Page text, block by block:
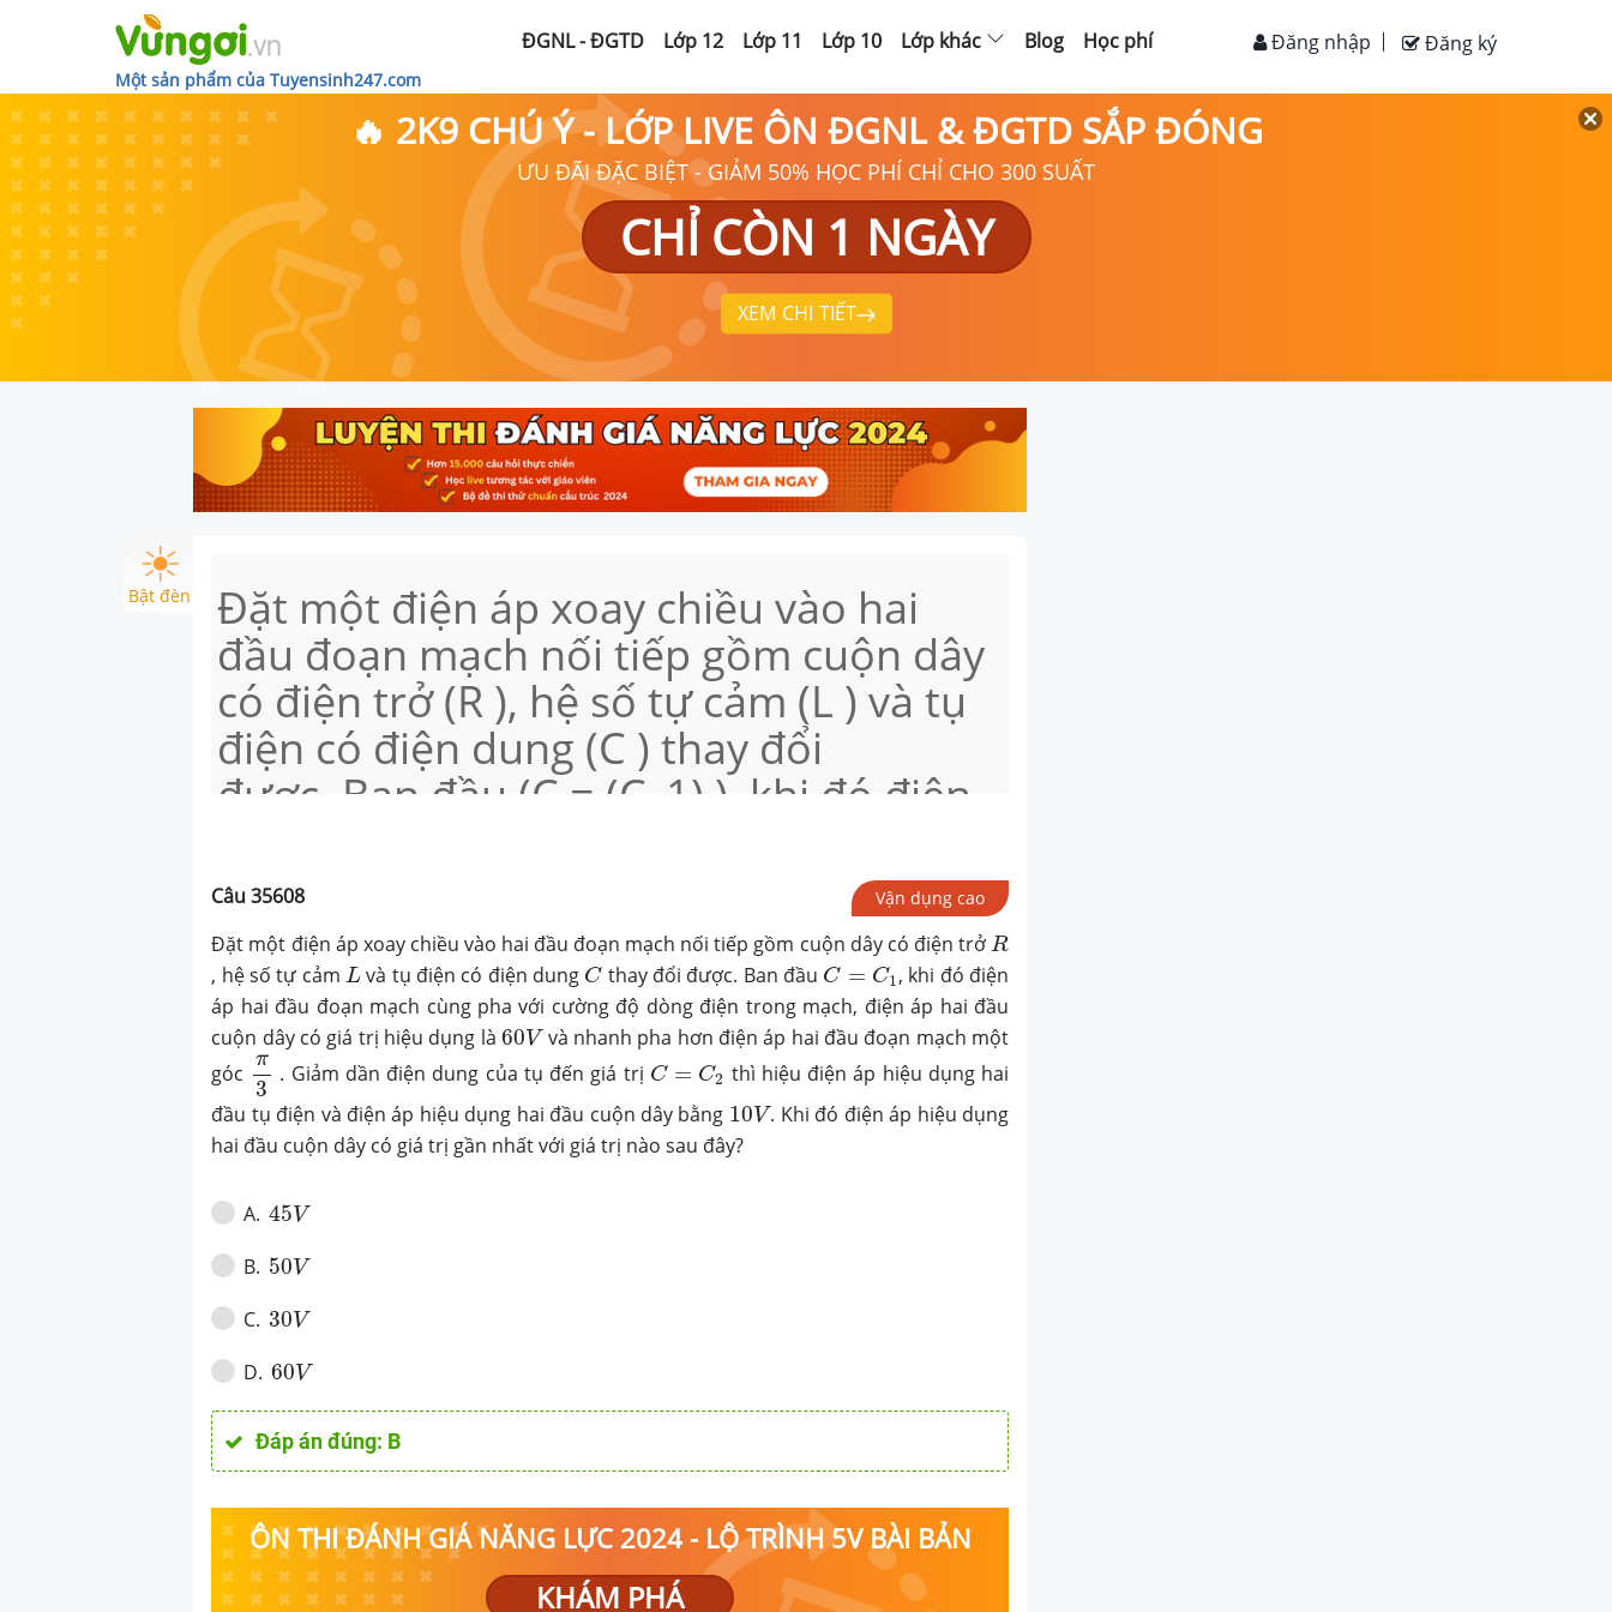
Một sản phẩm của Tuyensinh247.com
ĐGNL - ĐGTD Lớp 12 Lớp 11 Lớp 10 Lớp khác Blog Học phí Đăng ký
Đăng nhập
🔥 2K9 CHÚ Ý - LỚP LIVE ÔN ĐGNL & ĐGTD SẮP ĐÓNG
ƯU ĐÃI ĐẶC BIỆT - GIẢM 50% HỌC PHÍ CHỈ CHO 300 SUẤT
CHỈ CÒN 1 NGÀY
XEM CHI TIẾT
Bật đèn Đặt một điện áp xoay chiều vào hai
đầu đoạn mạch nối tiếp gồm cuộn dây
có điện trở (R ), hệ số tự cảm (L ) và tụ
điện có điện dung (C ) thay đổi
được. Ban đầu (C = (C_1) ), khi đó điện
cường độ dòng điện trong mạch, điện
áp hai đầu cuộn dây có giá trị hiệu
dụng là (60( rm( ))V ) và nhanh pha hơn
điện áp hai đầu đoạn mạch một góc
((pi )(3) ) . Giảm dần điện dung của tụ
đến giá trị (C = (C_2) ) thì hiệu điện áp
hiệu dụng hai đầu tụ điện và điện áp
hiệu dụng hai đầu cuộn dây bằng (10V
). Khi đó điện áp hiệu dụng hai đầu
cuộn dây có giá trị gần nhất với giá trị
nào sau đây?
Câu35608 Vận dụng cao
Đặt một điện áp xoay chiều vào hai đầu đoạn mạch nối tiếp gồm cuộn dây có điện trở R
R
, hệ số tự cảmL
L và tụ điện có điện dung C
C thay đổi được. Ban đầu C = C1
C= 1
, khi đó điện
áp hai đầu đoạn mạch cùng pha với cường độ dòng điện trong mạch, điện áp hai đầu
cuộn dây có giá trị hiệu dụng là 60V
60Vvà nhanh pha hơn điện áp hai đầu đoạn mạch một
góc
π
3
π3
. Giảm dần điện dung của tụ đến giá trị C = C2
C= 2
thì hiệu điện áp hiệu dụng hai
đầu tụ điện và điện áp hiệu dụng hai đầu cuộn dây bằng 10V
10V. Khi đó điện áp hiệu dụng
hai đầu cuộn dây có giá trị gần nhất với giá trị nào sau đây?
A. 45V
45V
B. 50V
50V
C. 30V
30V
D. 60V
60V
Đáp án đúng: B
ÔN THI ĐÁNH GIÁ NĂNG LỰC 2024 - LỘ TRÌNH 5V BÀI BẢN
KHÁM PHÁ